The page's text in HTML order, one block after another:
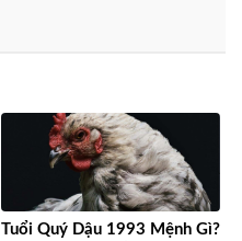
Tuổi Quý Dậu 1993 Mệnh Gì?